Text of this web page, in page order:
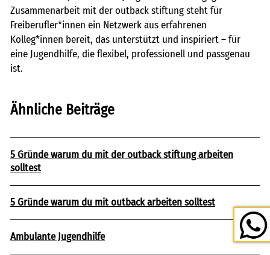
Zusammenarbeit mit der outback stiftung steht für
Freiberufler*innen ein Netzwerk aus erfahrenen
Kolleg*innen bereit, das unterstützt und inspiriert – für
eine Jugendhilfe, die flexibel, professionell und passgenau
ist.
Ähnliche Beiträge
5 Gründe warum du mit der outback stiftung arbeiten
solltest
5 Gründe warum du mit outback arbeiten solltest
Ambulante Jugendhilfe